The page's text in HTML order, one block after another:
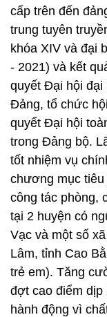
cấp trên đến
trung tuyên
khóa XIV và đại
- 2021) và kết
quyết Đại hội đại
Đảng, tổ chức
quyết Đại hội
trong Đảng bộ.
tốt nhiệm vụ
chương mục
công tác phòng,
tại 2 huyện có
Vạc và một số
Lâm, tỉnh Cao
trẻ em). Tăng
đợt cao điểm dịp
hành động vì